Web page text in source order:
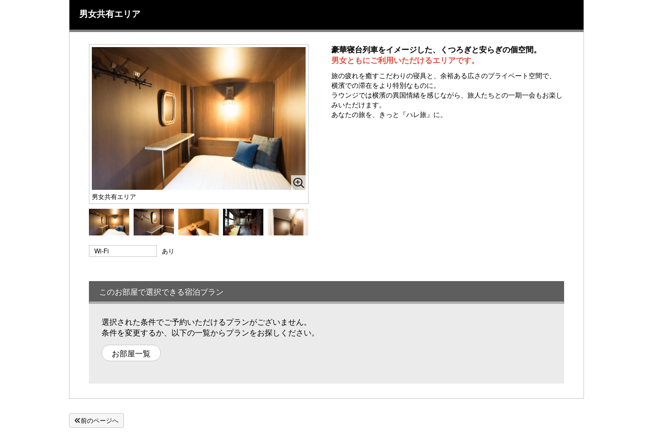
男女共有エリア
男女共有エリア
豪華寝台列車をイメージした、くつろぎと安らぎの個空間。
男女ともにご利用いただけるエリアです。
旅の疲れを癒すこだわりの寝具と、余裕ある広さのプライベート空間で、
横濱での滞在をより特別なものに。
ラウンジでは横濱の異国情緒を感じながら、旅人たちとの一期一会もお楽し
みいただけます。
あなたの旅を、きっと『ハレ旅』に。
Wi-Fi あり
このお部屋で選択できる宿泊プラン
選択された条件でご予約いただけるプランがございません。
条件を変更するか、以下の一覧からプランをお探しください。
お部屋一覧
前のページへ